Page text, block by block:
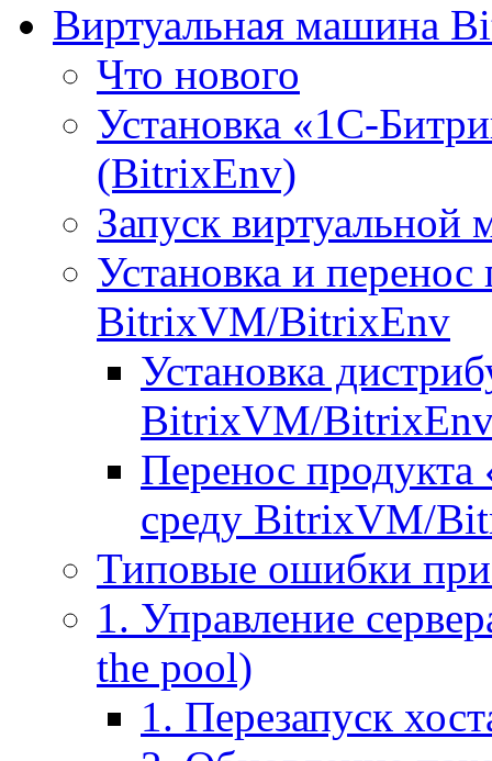
Виртуальная машина
Что нового
Установка «1С-
(BitrixEnv)
Запуск
Установка и
BitrixVM/BitrixEnv
Установка
BitrixVM/
Перенос
среду BitrixVM/
Типовые ошибки при
1. Управление
the pool)
1. Перезапуск